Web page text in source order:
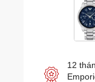
12